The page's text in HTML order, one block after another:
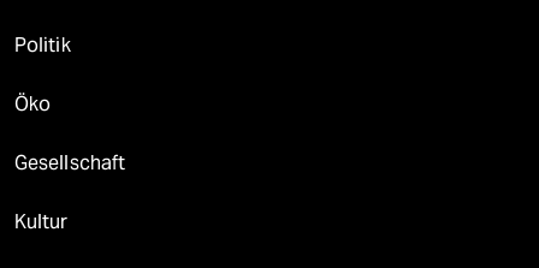
Politik
Öko
Gesellschaft
Kultur